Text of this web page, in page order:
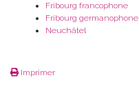
Fribourg francophone
Fribourg germanophone
Neuchâtel
Imprimer